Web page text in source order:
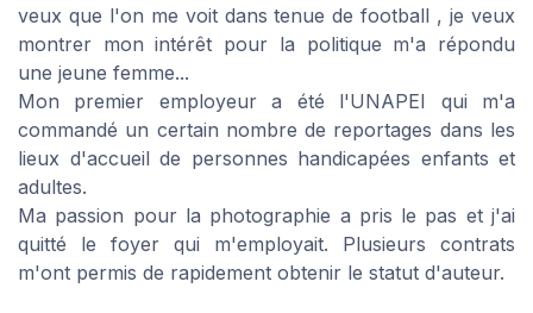
veux que l'on me voit dans tenue de football , je veux
montrer mon intérêt pour la politique m'a répondu
une jeune femme...
Mon premier employeur a été l'UNAPEI qui m'a
commandé un certain nombre de reportages dans les
lieux d'accueil de personnes handicapées enfants et
adultes.
Ma passion pour la photographie a pris le pas et j'ai
quitté le foyer qui m'employait. Plusieurs contrats
m'ont permis de rapidement obtenir le statut d'auteur.